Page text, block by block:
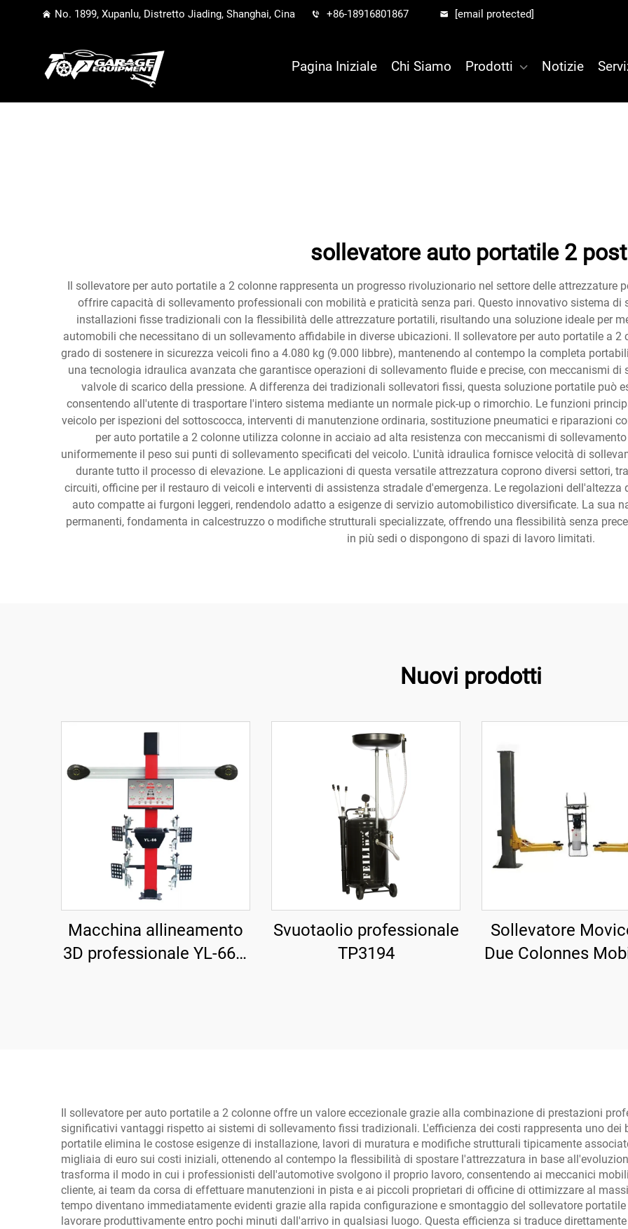
No. 1899, Xupanlu, Distretto Jiading, Shanghai, Cina +86-18916801867 [email protected]
Pagina Iniziale Chi Siamo Prodotti Notizie
sollevatore auto portatile 2
Il sollevatore per auto portatile a 2 colonne rappresenta un progresso rivoluzionario nel settore delle attrezzature
offrire capacità di sollevamento professionali con mobilità e praticità senza pari. Questo innovativo sistema
installazioni fisse tradizionali con la flessibilità delle attrezzature portatili, risultando una soluzione ideale per
automobili che necessitano di un sollevamento affidabile in diverse ubicazioni. Il sollevatore per auto portatile a
grado di sostenere in sicurezza veicoli fino a 4.080 kg (9.000 libbre), mantenendo al contempo la completa
una tecnologia idraulica avanzata che garantisce operazioni di sollevamento fluide e precise, con meccanismi
valvole di scarico della pressione. A differenza dei tradizionali sollevatori fissi, questa soluzione portatile può
consentendo all'utente di trasportare l'intero sistema mediante un normale pick-up o rimorchio. Le funzioni
veicolo per ispezioni del sottoscocca, interventi di manutenzione ordinaria, sostituzione pneumatici e riparazioni
per auto portatile a 2 colonne utilizza colonne in acciaio ad alta resistenza con meccanismi di
uniformemente il peso sui punti di sollevamento specificati del veicolo. L'unità idraulica fornisce velocità di
durante tutto il processo di elevazione. Le applicazioni di questa versatile attrezzatura coprono diversi settori,
circuiti, officine per il restauro di veicoli e interventi di assistenza stradale d'emergenza. Le regolazioni
auto compatte ai furgoni leggeri, rendendolo adatto a esigenze di servizio automobilistico diversificate. La sua
permanenti, fondamenta in calcestruzzo o modifiche strutturali specializzate, offrendo una flessibilità senza
in più sedi o dispongono di spazi di lavoro limitati.
Nuovi prodotti
Macchina allineamento
3D professionale YL-66 a
Svuotaolio professionale
TP3194
Sollevatore
Due Colonnes
Il sollevatore per auto portatile a 2 colonne offre un valore eccezionale grazie alla combinazione di prestazioni
significativi vantaggi rispetto ai sistemi di sollevamento fissi tradizionali. L'efficienza dei costi rappresenta uno
portatile elimina le costose esigenze di installazione, lavori di muratura e modifiche strutturali tipicamente
migliaia di euro sui costi iniziali, ottenendo al contempo la flessibilità di spostare l'attrezzatura in base
trasforma il modo in cui i professionisti dell'automotive svolgono il proprio lavoro, consentendo ai meccanici
cliente, ai team da corsa di effettuare manutenzioni in pista e ai piccoli proprietari di officine di ottimizzare al
tempo diventano immediatamente evidenti grazie alla rapida configurazione e smontaggio del sollevatore
lavorare produttivamente entro pochi minuti dall'arrivo in qualsiasi luogo. Questa efficienza si traduce